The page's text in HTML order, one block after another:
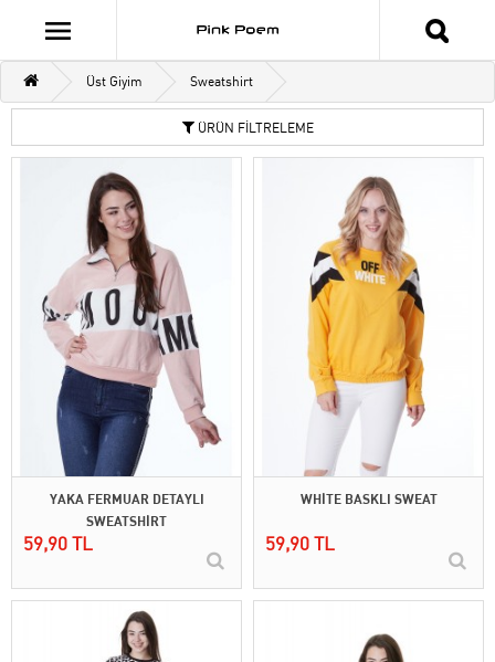
Üst Giyim Sweatshirt
ÜRÜN FİLTRELEME
YAKA FERMUAR DETAYLI
SWEATSHİRT
59,90 TL
WHİTE BASKLI SWEAT
59,90 TL